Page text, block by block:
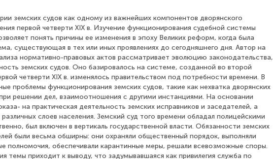
земских судов как одному из важнейших компонентов дворянского
первой четверти XIX в. Изучение функционирования судебной системы
понять причины ее изменения в эпоху Великих реформ, когда была
существующая в тех или иных проявлениях до сегодняшнего дня. Автор на
нормативно-правовых актов рассматривает эволюцию законодательства,
земских судов. Оно базировалось на системе, созданной во второй
четверти XIX в. изменялось правительством под потребности времени. В
проблемы функционирования земских судов, такие как нехватка дворянских
решении дел, взаимоотношения с другими инстанциями. На основании
на практическая деятельность земских исправников и заседателей, а
слоев населения. Земский суд того времени обладал полицейскими
был включен в вертикаль государственной власти. Обязанности земских
были весьма обширны: они охраняли общественный порядок, выполняли
полномочия, обеспечивали карантинные меры, решали всевозможные споры.
темы приходит к выводу, что задумывавшаяся как привилегия служба по